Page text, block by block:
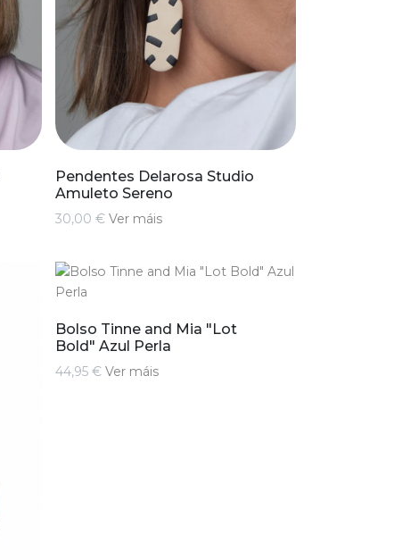
Pendentes Delarosa Studio
Amuleto Sereno
30,00 €Ver máis
Bolso Tinne and Mia "Lot
Bold" Azul Perla
44,95 €Ver máis